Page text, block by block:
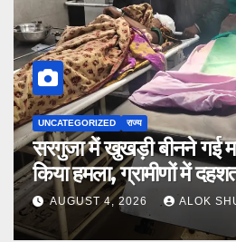
UNCATEGORIZED राज्य
सरगुजा में खुखड़ी बीनने गई
किया हमला, ग्रामीणों में
AUGUST 4, 2026 ALOK